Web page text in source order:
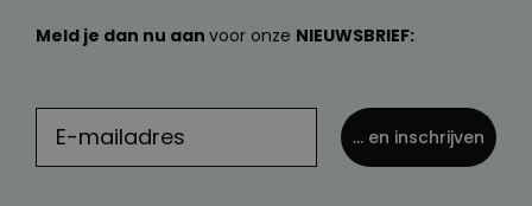
Meld je dan nu aan voor onze NIEUWSBRIEF:
... en inschrijven